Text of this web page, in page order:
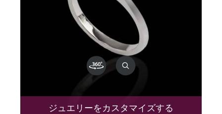
ジュエリーをカスタマイズする